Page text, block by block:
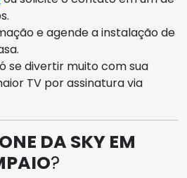
e agende a instalação de
se divertir muito com sua
TV por assinatura via
DA SKY EM
?